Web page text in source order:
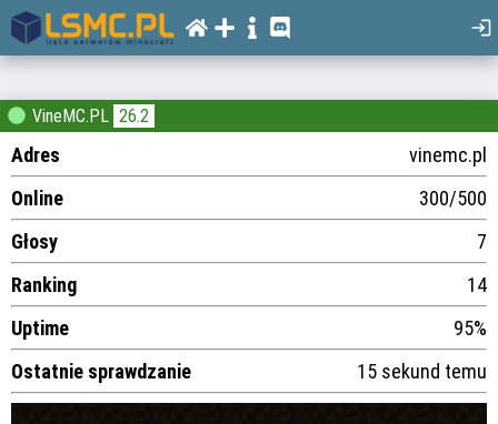
VineMC.PL 26.2
Adres
vinemc.pl
Online
300/500
Głosy
7
Ranking
14
Uptime
95%
Ostatnie sprawdzanie
15 sekund temu